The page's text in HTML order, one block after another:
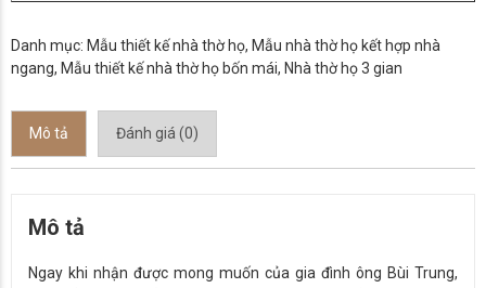
Danh mục: Mẫu thiết kế nhà thờ họ, Mẫu nhà thờ họ kết hợp nhà
ngang, Mẫu thiết kế nhà thờ họ bốn mái, Nhà thờ họ 3 gian
Mô tả Đánh giá (0)
Mô tả
Ngay khi nhận được mong muốn của gia đình ông Bùi Trung,